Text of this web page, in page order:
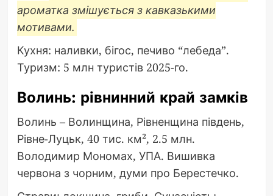
ароматка змішується з кавказькими
мотивами.
Кухня: наливки, бігос, печиво “лебеда”.
Туризм: 5 млн туристів 2025-го.
Волинь: рівнинний край замків
Волинь – Волинщина, Рівненщина південь,
Рівне-Луцьк, 40 тис. км², 2.5 млн.
Володимир Мономах, УПА. Вишивка
червона з чорним, думи про Берестечко.